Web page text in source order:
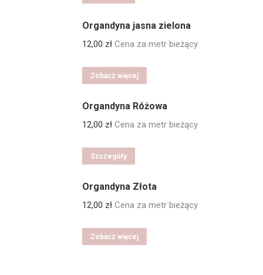
Organdyna jasna zielona
12,00 zł Cena za metr bieżący
Zobacz więcej
Organdyna Różowa
12,00 zł Cena za metr bieżący
Szczegóły
Organdyna Złota
12,00 zł Cena za metr bieżący
Zobacz więcej